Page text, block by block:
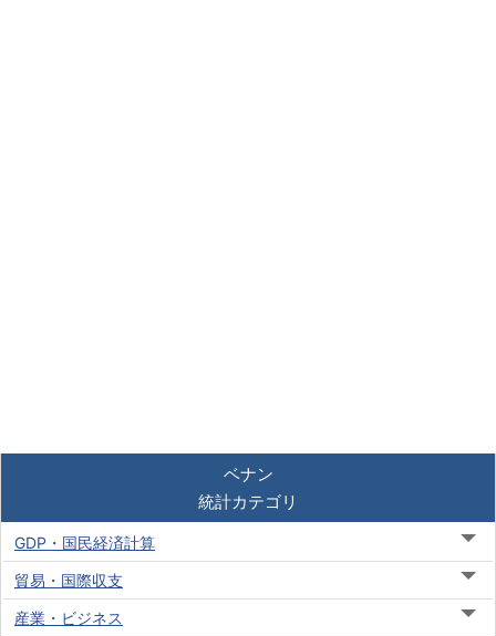
ベナン
統計カテゴリ
GDP・国民経済計算
貿易・国際収支
産業・ビジネス